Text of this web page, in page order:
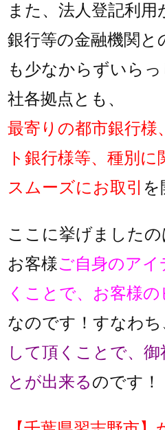
また、法人登記利
銀行等の金融機関
も少なからずいら
社各拠点とも、
最寄りの都市銀行様
ト銀行様等、種別に
スムーズに お取引 を
ここに挙げました
お客様ご自身のア
くことで、 お客様
なのです！ すなわち
して頂くことで、 御
とが出来るのです！